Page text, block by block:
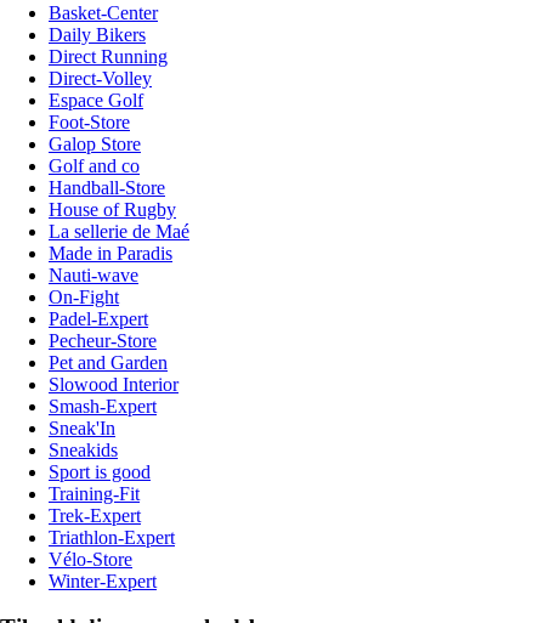
Basket-Center
Daily Bikers
Direct Running
Direct-Volley
Espace Golf
Foot-Store
Galop Store
Golf and co
Handball-Store
House of Rugby
La sellerie de Maé
Made in Paradis
Nauti-wave
On-Fight
Padel-Expert
Pecheur-Store
Pet and Garden
Slowood Interior
Smash-Expert
Sneak'In
Sneakids
Sport is good
Training-Fit
Trek-Expert
Triathlon-Expert
Vélo-Store
Winter-Expert